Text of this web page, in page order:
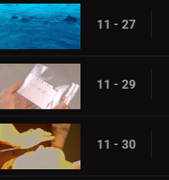
11 - 27
11 - 29
11 - 30